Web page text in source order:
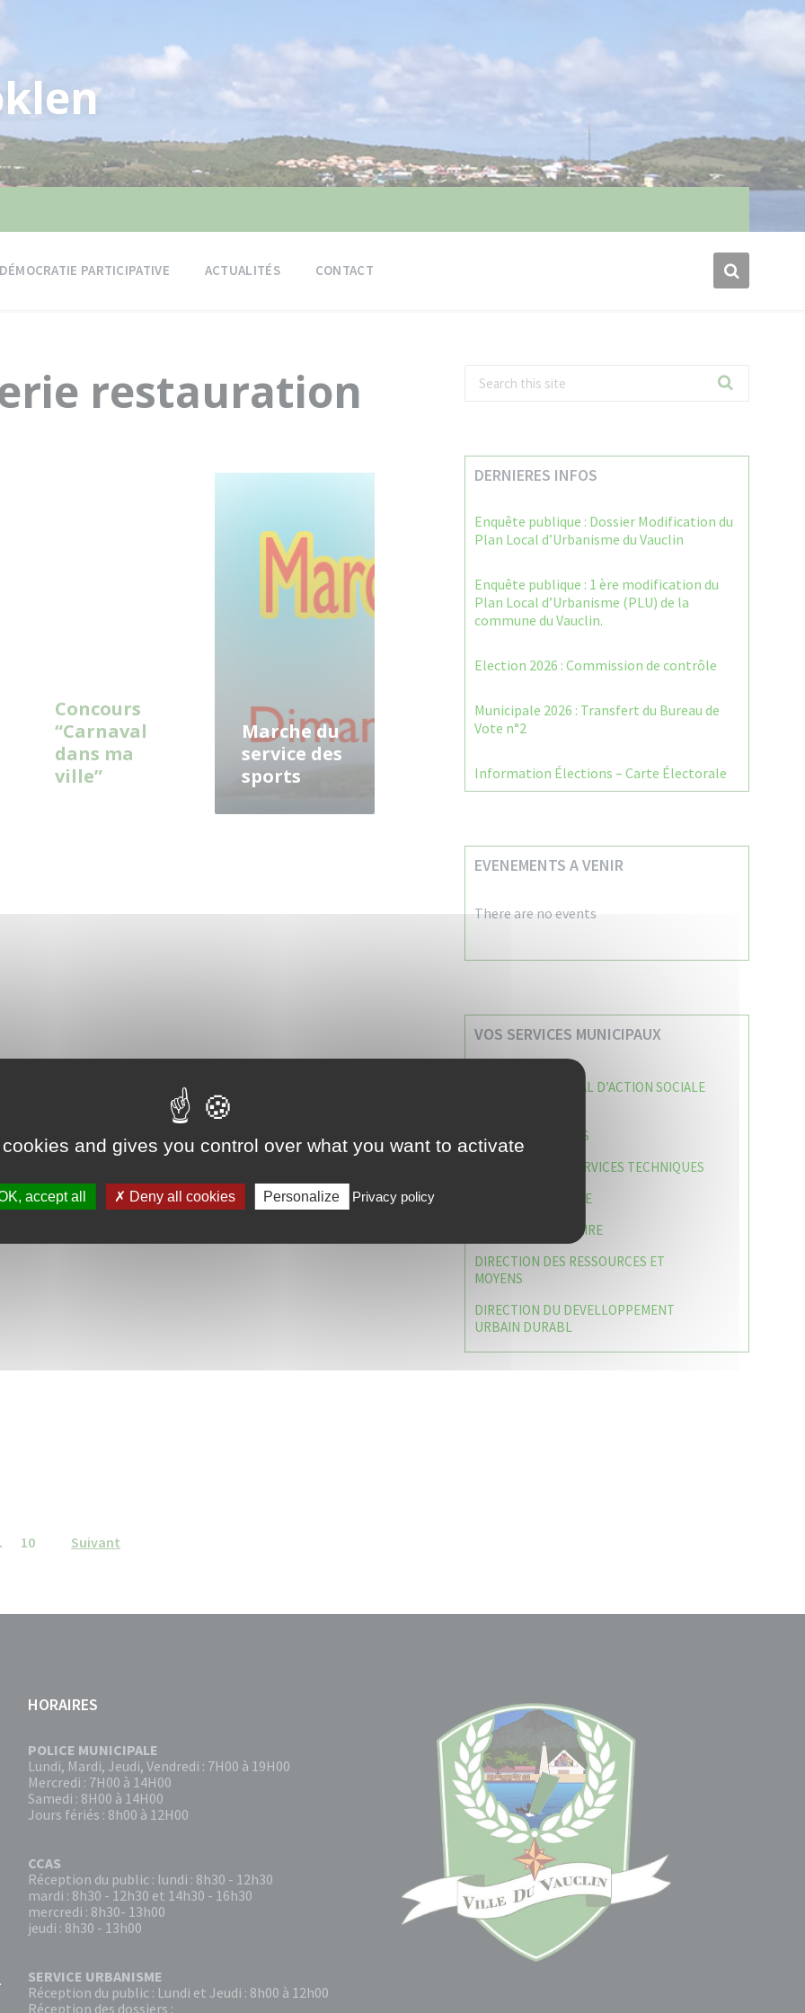
DÉMOCRATIE PARTICIPATIVE ACTUALITÉS CONTACT
restauration
Concours
“Carnaval
dans ma
ville”
Marche du
service des
sports
10 Suivant
DERNIERES INFOS
Enquête publique : Dossier Modification du
Plan Local d’Urbanisme du Vauclin
Enquête publique : 1 ère modification du
Plan Local d’Urbanisme (PLU) de la
commune du Vauclin.
Election 2026 : Commission de contrôle
Municipale 2026 : Transfert du Bureau de
Vote n°2
Information Élections – Carte Électorale
EVENEMENTS A VENIR
There are no events
VOS SERVICES MUNICIPAUX
CENTRE COMMUNAL D’ACTION SOCIALE
CAISSE DES ÉCOLES
DIRECTION DES SERVICES TECHNIQUES
POLICE MUNICIPALE
LE CABINET DU MAIRE
DIRECTION DES RESSOURCES ET
MOYENS
DIRECTION DU DEVELLOPPEMENT
URBAIN DURABL
HORAIRES
POLICE MUNICIPALE
Lundi, Mardi, Jeudi, Vendredi : 7H00 à 19H00
Mercredi : 7H00 à 14H00
Samedi : 8H00 à 14H00
Jours fériés : 8h00 à 12H00
CCAS
Réception du public : lundi : 8h30 - 12h30
mardi : 8h30 - 12h30 et 14h30 - 16h30
mercredi : 8h30- 13h00
jeudi : 8h30 - 13h00
SERVICE URBANISME
Réception du public : Lundi et Jeudi : 8h00 à 12h00
Réception des dossiers :
and gives you control over what you want to activate
accept all Deny all cookies Personalize Privacy policy